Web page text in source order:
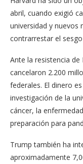
abril, cuando exigió
universidad y nuevos
contrarrestar el
Ante la resistencia
cancelaron 2.200
federales. El dinero
investigación de la
cáncer, la
preparación para
Trump también ha
aproximadamente